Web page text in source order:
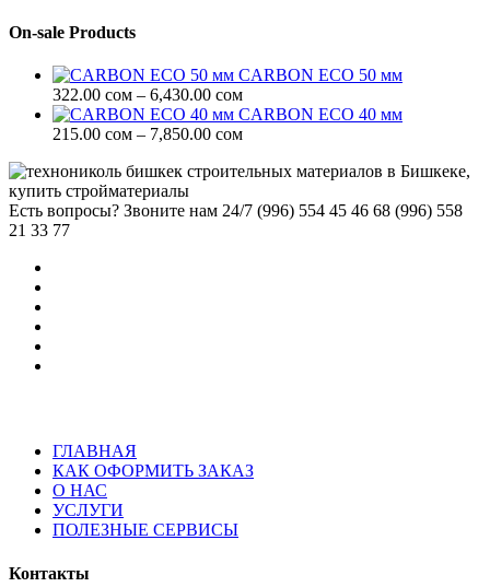
6,430.00 сом
On-sale Products
CARBON ECO 50 мм
322.00 сом – 6,430.00 сомДиапазон
цен:
322.00 сом
6,430.00 сом
CARBON ECO 40 мм
215.00 сом – 7,850.00 сомДиапазон
215.00 сом
7,850.00 сом
Есть вопросы? Звоните нам 24/7 (996) 554 45 46 68 (996) 558
21 33 77
ГЛАВНАЯ
КАК ОФОРМИТЬ ЗАКАЗ
О НАС
УСЛУГИ
ПОЛЕЗНЫЕ СЕРВИСЫ
Контакты